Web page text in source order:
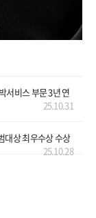
서비스 부문 3년 연
25.10.31
대상 최우수상 수상
25.10.28